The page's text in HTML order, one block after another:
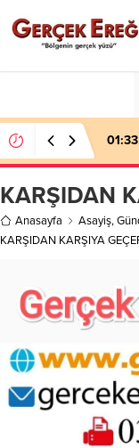
01:33
KARŞIDAN
Anasayfa Asayiş,
KARŞIDAN KARŞIYA